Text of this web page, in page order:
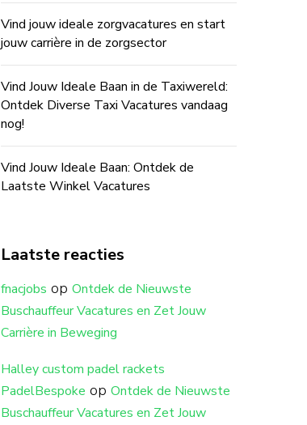
Vind jouw ideale zorgvacatures en start
jouw carrière in de zorgsector
Vind Jouw Ideale Baan in de Taxiwereld:
Ontdek Diverse Taxi Vacatures vandaag
nog!
Vind Jouw Ideale Baan: Ontdek de
Laatste Winkel Vacatures
Laatste reacties
fnacjobs op Ontdek de Nieuwste
Buschauffeur Vacatures en Zet Jouw
Carrière in Beweging
Halley custom padel rackets
PadelBespoke op Ontdek de Nieuwste
Buschauffeur Vacatures en Zet Jouw